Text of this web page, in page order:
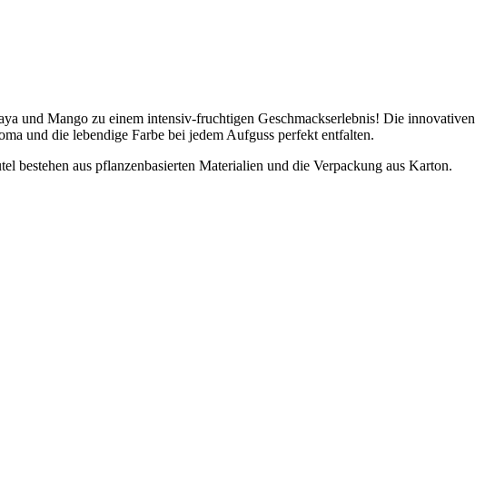
und Mango zu einem intensiv-fruchtigen Geschmackserlebnis! Die innovativen
und die lebendige Farbe bei jedem Aufguss perfekt entfalten.
bestehen aus pflanzenbasierten Materialien und die Verpackung aus Karton.